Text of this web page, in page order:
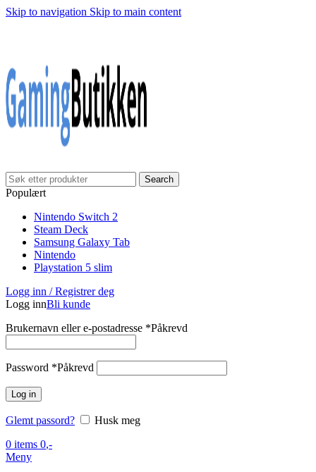
Skip to navigation Skip to main content
Search
Populært
Nintendo Switch 2
Steam Deck
Samsung Galaxy Tab
Nintendo
Playstation 5 slim
Logg inn / Registrer deg
Logg innBli kunde
Brukernavn eller e-postadresse *Påkrevd
Password *Påkrevd
Log in
Glemt passord?
Husk meg
0 items 0,-
Meny